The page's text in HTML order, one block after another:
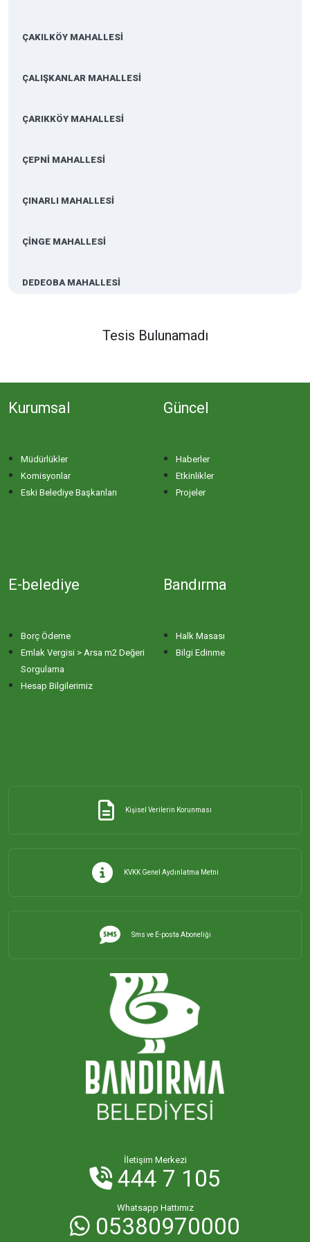
ÇAKILKÖY MAHALLESİ
ÇALIŞKANLAR MAHALLESİ
ÇARIKKÖY MAHALLESİ
ÇEPNİ MAHALLESİ
ÇINARLI MAHALLESİ
ÇİNGE MAHALLESİ
DEDEOBA MAHALLESİ
DOĞANPINAR MAHALLESİ
DUTLİMAN MAHALLESİ
ERİKLİ MAHALLESİ
ESKİZİRAATLİ MAHALLESİ
HACI YUSUF MAHALLESİ
İHSANİYE MAHALLESİ
KAYACIK MAHALLESİ
KİRAZLI MAHALLESİ
KUŞCENNETİ MAHALLESİ
MAHBUBELER MAHALLESİ
MİSAKÇA MAHALLESİ
Tesis Bulunamadı
Kurumsal
Müdürlükler
Komisyonlar
Eski Belediye Başkanları
Güncel
Haberler
Etkinlikler
Projeler
E-belediye
Borç Ödeme
Emlak Vergisi > Arsa m2 Değeri
Sorgulama
Hesap Bilgilerimiz
Bandırma
Halk Masası
Bilgi Edinme
Kişisel Verilerin Korunması
KVKK Genel Aydınlatma Metni
Sms ve E-posta Aboneliği
İletişim Merkezi
444 7 105
Whatsapp Hattımız
05380970000